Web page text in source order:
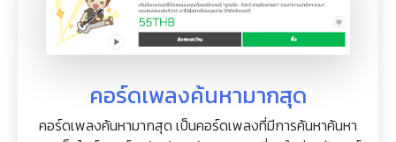
คอร์ดเพลงค้นหามากสุด
คอร์ดเพลงค้นหามากสุด เป็นคอร์ดเพลงที่มีการค้นหาค้นหา